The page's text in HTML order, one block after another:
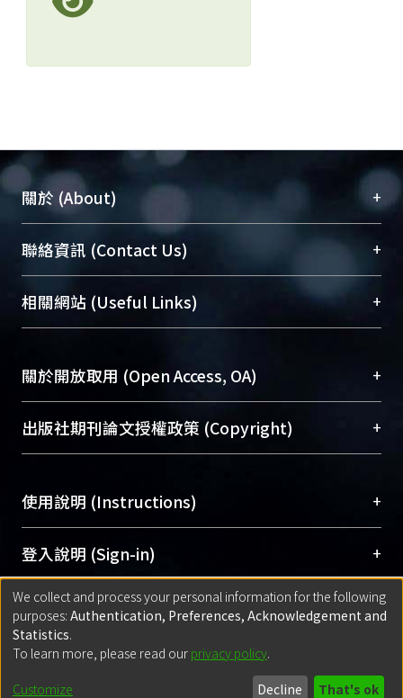
關於 (About) +
臺大位居世界頂尖大學之列，為永久珍藏及向國際
展現本校豐碩的研究成果及學術能量，圖書館整合
機構典藏（NTUR）與學術庫（AH）不同功能平
台，成為臺大學術典藏NTU scholars。期能整合研
成果。
To permanently archive and promote researcher
profiles and scholarly works, Library integrates the
services of “NTU Repository” with “Academic
聯絡資訊 (Contact Us) +
總館學科館員(Main Library)
醫學圖書館學科館員(Medical Library)
Sciences Library)
相關網站 (Useful Links) +
關於開放取用 (Open Access, OA) +
開放取用是從使用者角度提升資訊取用性的社會運
動，應用在學術研究上是透過將研究著作公開供使
用逐年攀升。同時可加速研究發展、提升研究影響
Archive）平台。 （點選深入了解OA）
出版社期刊論文授權政策 (Copyright) +
含部分內容的版權非匯入者所有，或由第三方贊
助與合作完成，請確認該版權所有者及第三方同
意提供此授權。
Please represent that the submission is your
original work, and that you have the right to
grant the rights to upload.
若欲上傳已出版的全文電子檔，可使用
policy finder
網站查詢，以確認出版單位之版權
使用說明 (Instructions) +
網站簡介(Quickstart Guide)
使用手冊(Instruction Manual)
線上預約服務(Booking Service)
登入說明 (Sign-in) +
方案一：臺灣大學計算機中心帳號登入
(With C&INC Email Account)
方案二：ORCID帳號登入(With ORCID)
匯入著作 (Submission) +
方案一：定期更新ORCID者，以ID匯入
for identifier (ORCID))
Built withDSpace-CRIS software
- Extension maintained and optimized
We collect and process your personal information for the following
purposes: Authentication, Preferences, Acknowledgement and
Statistics.
To learn more, please read our privacy policy.
Customize Decline That's ok